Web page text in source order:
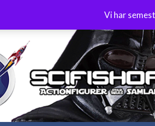
Vi har
Öppet köp 30 dagar